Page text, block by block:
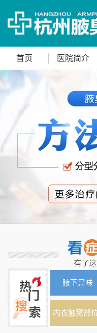
首页 医院简介
腋下异味
内衣腋窝部